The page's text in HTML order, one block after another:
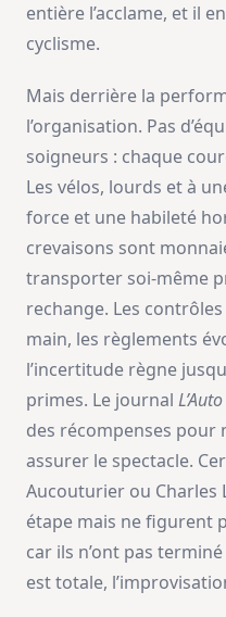
entière l’acclame, et il
cyclisme.
Mais derrière la
l’organisation. Pas
soigneurs : chaque
Les vélos, lourds et à
force et une habileté
crevaisons sont
transporter soi-même
rechange. Les
main, les règlements
l’incertitude règne
primes. Le journal L’Auto
des récompenses pour
assurer le spectacle.
Aucouturier ou Charles
étape mais ne figurent
car ils n’ont pas
est totale,